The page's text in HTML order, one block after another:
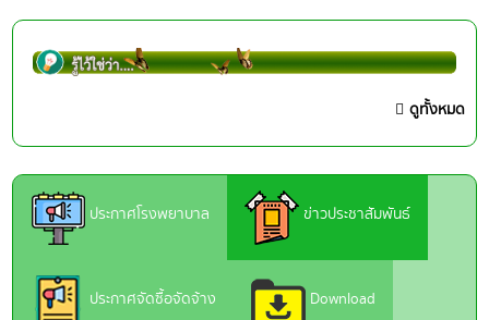
ดูทั้งหมด
ประกาศโรงพยาบาล ข่าวประชาสัมพันธ์
ประกาศจัดซื้อจัดจ้าง Download